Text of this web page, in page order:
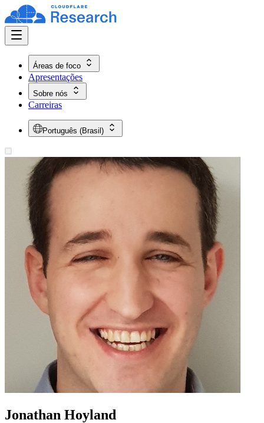
Áreas de foco
Apresentações
Sobre nós
Carreiras
Português (Brasil)
Jonathan Hoyland